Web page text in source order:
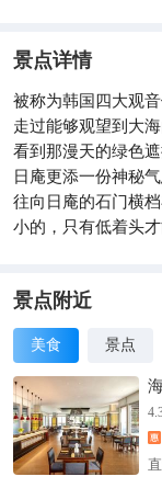
景点详情
被称为韩国四大观
走过能够观望到大
看到那漫天的绿色
日庵更添一份神秘
往向日庵的石门横
小的，只有低着头
景点附近
美食 景点